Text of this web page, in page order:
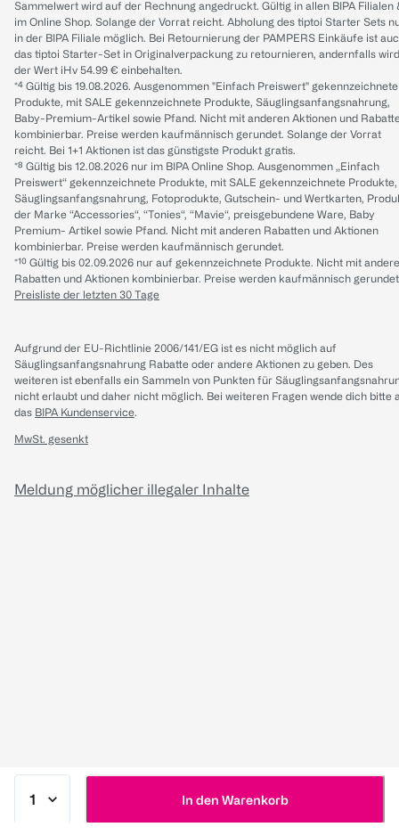
In den Warenkorb
Sammelwert wird auf der Rechnung angedruckt. Gültig in allen BIPA Filialen
im Online Shop. Solange der Vorrat reicht. Abholung des tiptoi Starter Sets
in der BIPA Filiale möglich. Bei Retournierung der PAMPERS Einkäufe ist
das tiptoi Starter-Set in Originalverpackung zu retournieren, andernfalls wird
der Wert iHv 54.99 € einbehalten.
*⁴ Gültig bis 19.08.2026. Ausgenommen "Einfach Preiswert" gekennzeichnete
Produkte, mit SALE gekennzeichnete Produkte, Säuglingsanfangsnahrung,
Baby-Premium-Artikel sowie Pfand. Nicht mit anderen Aktionen und
kombinierbar. Preise werden kaufmännisch gerundet. Solange der Vorrat
reicht. Bei 1+1 Aktionen ist das günstigste Produkt gratis.
*⁸ Gültig bis 12.08.2026 nur im BIPA Online Shop. Ausgenommen „Einfach
Preiswert“ gekennzeichnete Produkte, mit SALE gekennzeichnete Produkte,
Säuglingsanfangsnahrung, Fotoprodukte, Gutschein- und Wertkarten,
der Marke “Accessories“, “Tonies“, “Mavie“, preisgebundene Ware, Baby
Premium- Artikel sowie Pfand. Nicht mit anderen Rabatten und Aktionen
kombinierbar. Preise werden kaufmännisch gerundet.
*¹⁰ Gültig bis 02.09.2026 nur auf gekennzeichnete Produkte. Nicht mit
Rabatten und Aktionen kombinierbar. Preise werden kaufmännisch
Preisliste der letzten 30 Tage
Aufgrund der EU-Richtlinie 2006/141/EG ist es nicht möglich auf
Säuglingsanfangsnahrung Rabatte oder andere Aktionen zu geben. Des
weiteren ist ebenfalls ein Sammeln von Punkten für
nicht erlaubt und daher nicht möglich. Bei weiteren Fragen wende dich bitte
das BIPA Kundenservice.
MwSt. gesenkt
Meldung möglicher illegaler Inhalte